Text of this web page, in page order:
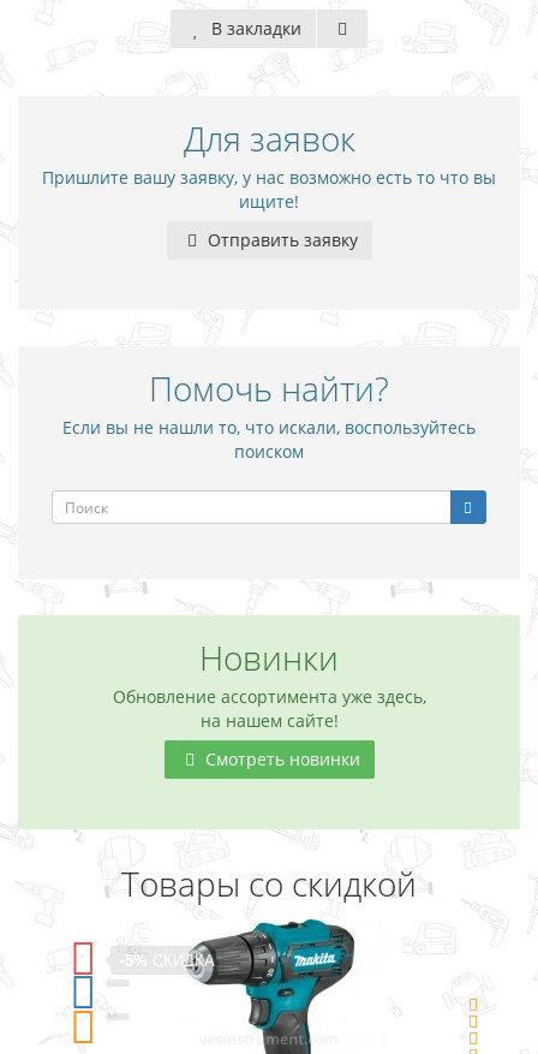
В закладки
Для заявок
Пришлите вашу заявку, у нас возможно есть то что вы
ищите!
Отправить заявку
Помочь найти?
Если вы не нашли то, что искали, воспользуйтесь
поиском
Новинки
Обновление ассортимента уже здесь,
на нашем сайте!
Смотреть новинки
Товары со скидкой